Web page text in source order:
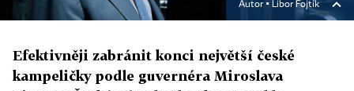
Autor ▪ Libor Fojtík
Efektivněji zabránit konci největší české
kampeličky podle guvernéra Miroslava